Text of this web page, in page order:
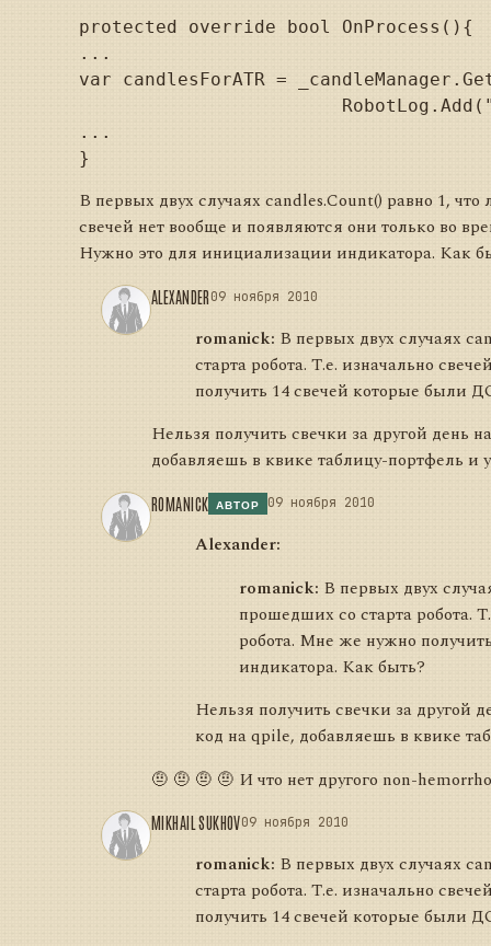
protected override bool OnProcess(){
...
var candlesForATR =
...
В первых двух случаях candles.Count() равно 1,
свечей нет вообще и появляются они только во
Нужно это для инициализации индикатора. Как
ALEXANDER09 ноября 2010
romanick: В первых двух случаях
старта робота. Т.е. изначально
получить 14 свечей которые были
Нельзя получить свечки за другой день
добавляешь в квике таблицу-портфель и
ROMANICK АВТОР 09 ноября 2010
Alexander:
romanick: В первых двух
прошедших со старта робота.
робота. Мне же нужно
индикатора. Как быть?
Нельзя получить свечки за другой
код на qpile, добавляешь в квике
🤨 🤨 🤨 🤨 И что нет другого non-
MIKHAIL SUKHOV09 ноября 2010
romanick: В первых двух случаях
старта робота. Т.е. изначально
получить 14 свечей которые были